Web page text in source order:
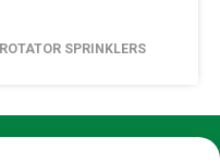
ROTATOR SPRINKLERS